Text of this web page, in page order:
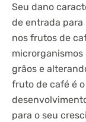
Seu dano
de entrada para
nos frutos de
grãos e
fruto de café é
para o seu